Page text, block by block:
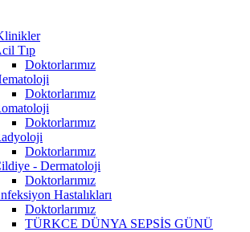
Tıp
Doktorlarımız
Doktorlarımız
Doktorlarımız
Doktorlarımız
- Dermatoloji
Doktorlarımız
Hastalıkları
Doktorlarımız
TÜRKCE DÜNYA SEPSİS GÜNÜ